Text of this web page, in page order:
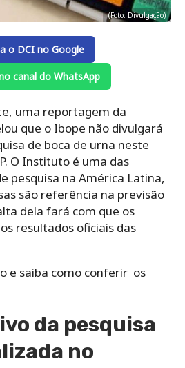
(Foto: Divulgação)
o DCI no Google
canal do WhatsApp
uma reportagem da
que o Ibope não divulgará
de boca de urna neste
O Instituto é uma das
pesquisa na América Latina,
são referência na previsão
dela fará com que os
resultados oficiais das
e saiba como conferir os
da pesquisa
no